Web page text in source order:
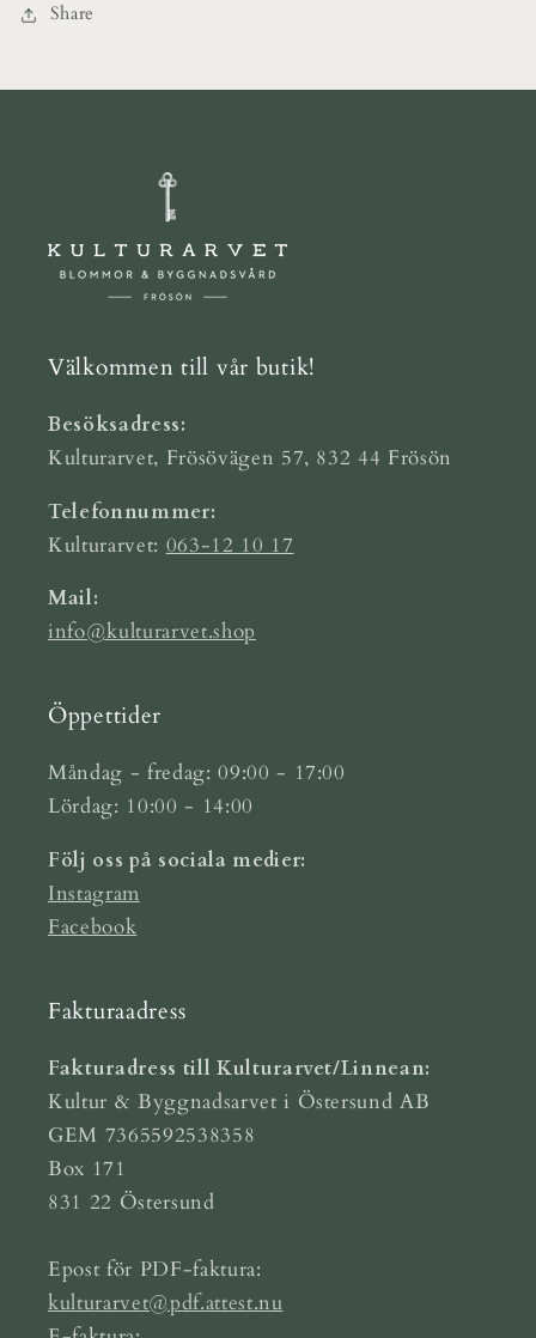
Share
Välkommen till vår butik!
Besöksadress:
Kulturarvet, Frösövägen 57, 832 44 Frösön
Telefonnummer:
Kulturarvet: 063-12 10 17
Mail:
info@kulturarvet.shop
Öppettider
Måndag - fredag: 09:00 - 17:00
Lördag: 10:00 - 14:00
Följ oss på sociala medier:
Instagram
Facebook
Fakturaadress
Fakturadress till Kulturarvet/Linnean:
Kultur & Byggnadsarvet i Östersund AB
GEM 7365592538358
Box 171
831 22 Östersund
Epost för PDF-faktura:
kulturarvet@pdf.attest.nu